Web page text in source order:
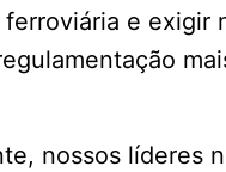
e exigir
nossos líderes